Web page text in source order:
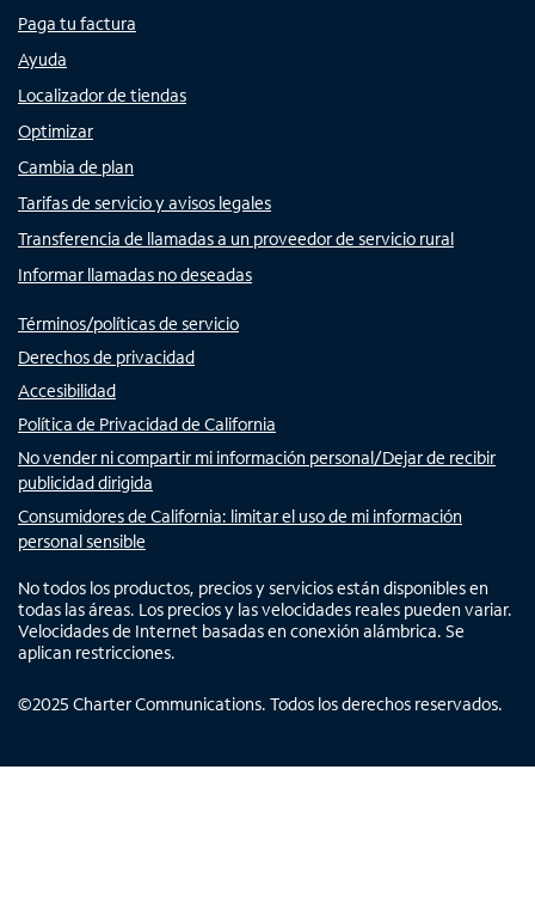
Paga tu factura
Ayuda
Localizador de tiendas
Optimizar
Cambia de plan
Tarifas de servicio y avisos legales
Transferencia de llamadas a un proveedor de servicio rural
Informar llamadas no deseadas
Términos/políticas de servicio
Derechos de privacidad
Accesibilidad
Política de Privacidad de California
No vender ni compartir mi información personal/Dejar de recibir
publicidad dirigida
Consumidores de California: limitar el uso de mi información
personal sensible
No todos los productos, precios y servicios están disponibles en
todas las áreas. Los precios y las velocidades reales pueden variar.
Velocidades de Internet basadas en conexión alámbrica. Se
aplican restricciones.
©2025 Charter Communications. Todos los derechos reservados.